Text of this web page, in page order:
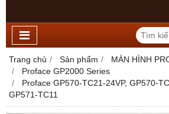
Trang chủ Sản phẩm
MÀN HÌNH
Proface GP2000 Series
Proface GP570-TC21-24VP, GP570-
GP571-TC11